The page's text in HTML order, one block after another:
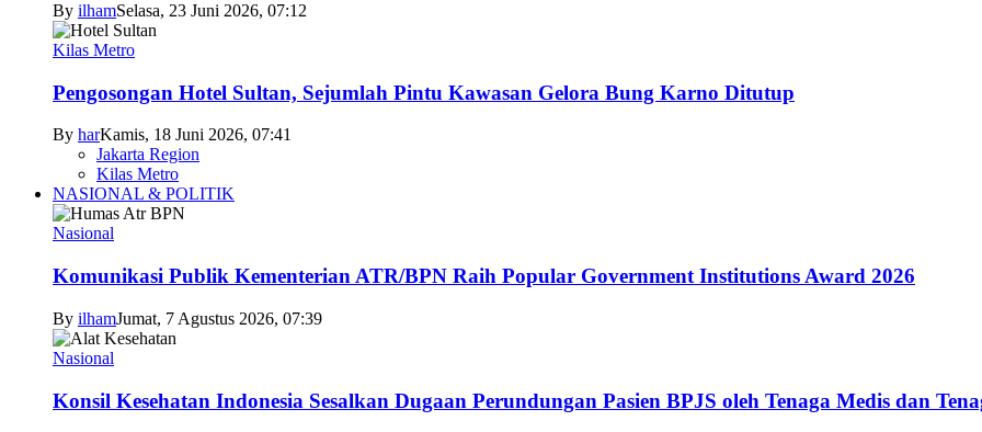
By ilhamSelasa, 23 Juni 2026, 07:12
Kilas Metro
Pengosongan Hotel Sultan, Sejumlah Pintu Kawasan Gelora Bung Karno Ditutup
By harKamis, 18 Juni 2026, 07:41
Jakarta Region
Kilas Metro
NASIONAL & POLITIK
Nasional
Komunikasi Publik Kementerian ATR/BPN Raih Popular Government Institutions Award 2026
By ilhamJumat, 7 Agustus 2026, 07:39
Nasional
Konsil Kesehatan Indonesia Sesalkan Dugaan Perundungan Pasien BPJS oleh Tenaga Medis dan